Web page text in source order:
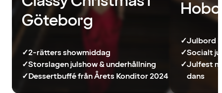
Göteborg
✓2-rätters showmiddag
✓Storslagen julshow & underhållning
✓Dessertbuffé från Årets Konditor 2024
Hobo
✓Julbord i
✓Socialt
✓Julfest
dans